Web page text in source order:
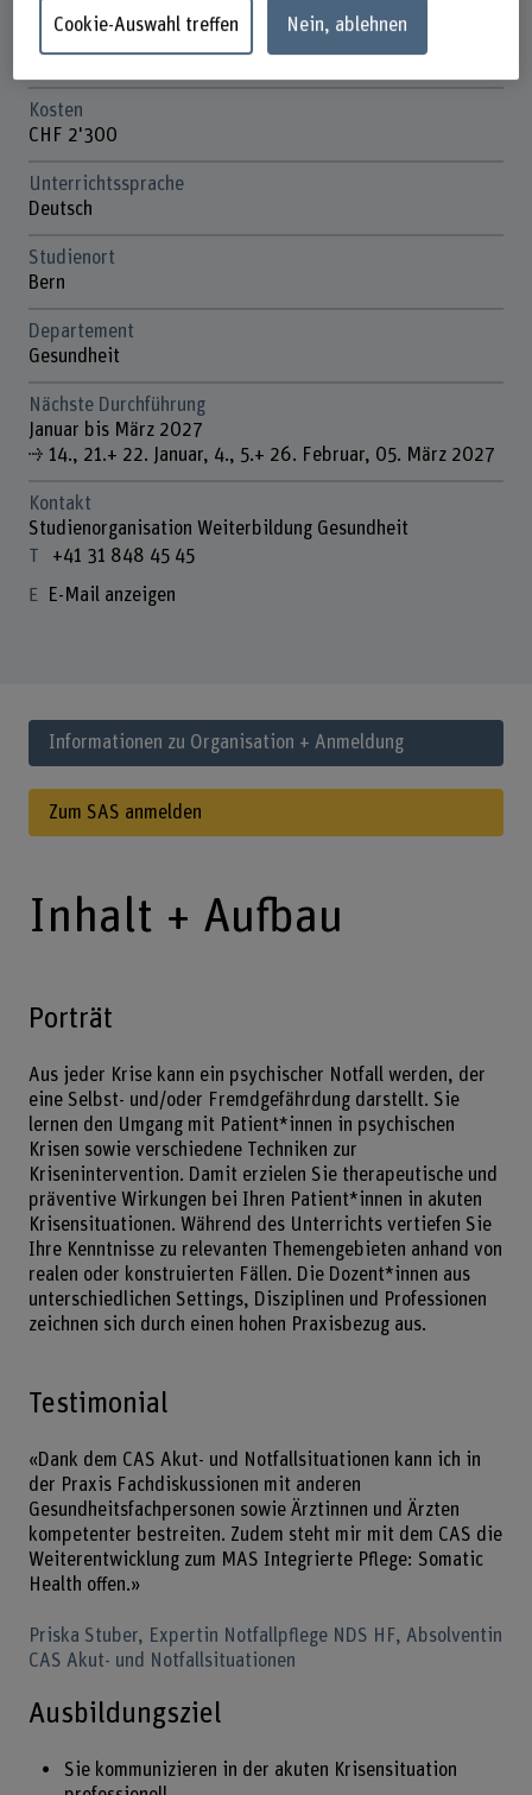
Anzahl ECTS
Kosten
CHF 2'300
Unterrichtssprache
Deutsch
Studienort
Bern
Departement
Gesundheit
Nächste Durchführung
Januar bis März 2027
⇢ 14., 21.+ 22. Januar, 4., 5.+ 26. Februar, 05. März 2027
Kontakt
Studienorganisation Weiterbildung Gesundheit
+41 31 848 45 45
E-Mail anzeigen
Informationen zu Organisation + Anmeldung
Zum SAS anmelden
Inhalt + Aufbau
Porträt
Aus jeder Krise kann ein psychischer Notfall werden, der
eine Selbst- und/oder Fremdgefährdung darstellt. Sie
lernen den Umgang mit Patient*innen in psychischen
Krisen sowie verschiedene Techniken zur
Krisenintervention. Damit erzielen Sie therapeutische und
präventive Wirkungen bei Ihren Patient*innen in akuten
Krisensituationen. Während des Unterrichts vertiefen Sie
Ihre Kenntnisse zu relevanten Themengebieten anhand von
realen oder konstruierten Fällen. Die Dozent*innen aus
unterschiedlichen Settings, Disziplinen und Professionen
zeichnen sich durch einen hohen Praxisbezug aus.
Testimonial
«Dank dem CAS Akut- und Notfallsituationen kann ich in
der Praxis Fachdiskussionen mit anderen
Gesundheitsfachpersonen sowie Ärztinnen und Ärzten
kompetenter bestreiten. Zudem steht mir mit dem CAS die
Weiterentwicklung zum MAS Integrierte Pflege: Somatic
Health offen.»
Priska Stuber, Expertin Notfallpflege NDS HF, Absolventin
CAS Akut- und Notfallsituationen
Ausbildungsziel
Sie kommunizieren in der akuten Krisensituation
Cookie-Auswahl treffen Nein, ablehnen